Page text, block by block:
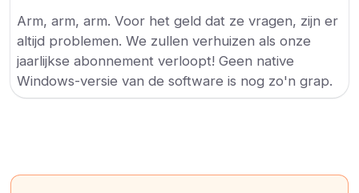
Arm, arm, arm. Voor het geld dat ze vragen, zijn er
altijd problemen. We zullen verhuizen als onze
jaarlijkse abonnement verloopt! Geen native
Windows-versie van de software is nog zo'n grap.